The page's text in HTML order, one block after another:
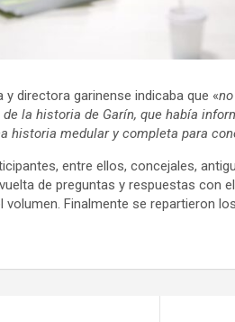
directora garinense indicaba que «
la historia de Garín, que había
historia medular y completa para
entre ellos, concejales,
de preguntas y respuestas con
volumen. Finalmente se repartieron